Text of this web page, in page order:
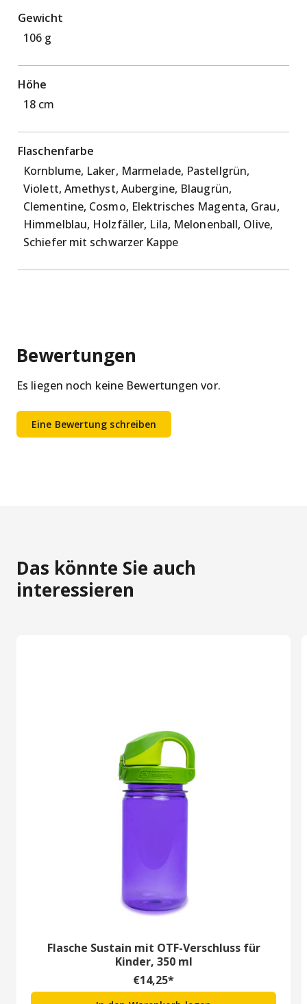
Gewicht
106 g
Höhe
18 cm
Flaschenfarbe
Kornblume, Laker, Marmelade, Pastellgrün,
Violett, Amethyst, Aubergine, Blaugrün,
Clementine, Cosmo, Elektrisches Magenta, Grau,
Himmelblau, Holzfäller, Lila, Melonenball, Olive,
Schiefer mit schwarzer Kappe
Bewertungen
Es liegen noch keine Bewertungen vor.
Eine Bewertung schreiben
Das könnte Sie auch
interessieren
Flasche Sustain mit OTF-Verschluss für
Kinder, 350 ml
€14,25*